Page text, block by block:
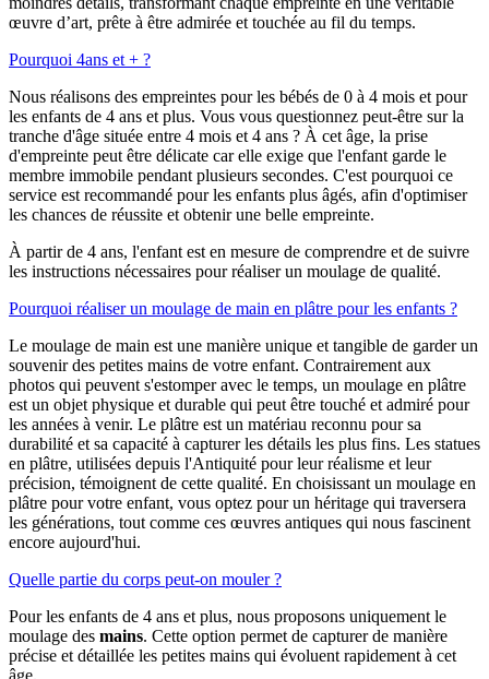
œuvre d’art, prête à être admirée et touchée au fil du temps.
Pourquoi 4ans et + ?
Nous réalisons des empreintes pour les bébés de 0 à 4 mois et pour
les enfants de 4 ans et plus. Vous vous questionnez peut-être sur la
tranche d'âge située entre 4 mois et 4 ans ? À cet âge, la prise
d'empreinte peut être délicate car elle exige que l'enfant garde le
membre immobile pendant plusieurs secondes. C'est pourquoi ce
service est recommandé pour les enfants plus âgés, afin d'optimiser
les chances de réussite et obtenir une belle empreinte.
À partir de 4 ans, l'enfant est en mesure de comprendre et de suivre
les instructions nécessaires pour réaliser un moulage de qualité.
Pourquoi réaliser un moulage de main en plâtre pour les enfants ?
Le moulage de main est une manière unique et tangible de garder un
souvenir des petites mains de votre enfant. Contrairement aux
photos qui peuvent s'estomper avec le temps, un moulage en plâtre
est un objet physique et durable qui peut être touché et admiré pour
les années à venir. Le plâtre est un matériau reconnu pour sa
durabilité et sa capacité à capturer les détails les plus fins. Les statues
en plâtre, utilisées depuis l'Antiquité pour leur réalisme et leur
précision, témoignent de cette qualité. En choisissant un moulage en
plâtre pour votre enfant, vous optez pour un héritage qui traversera
les générations, tout comme ces œuvres antiques qui nous fascinent
encore aujourd'hui.
Quelle partie du corps peut-on mouler ?
Pour les enfants de 4 ans et plus, nous proposons uniquement le
moulage des mains. Cette option permet de capturer de manière
précise et détaillée les petites mains qui évoluent rapidement à cet
âge.